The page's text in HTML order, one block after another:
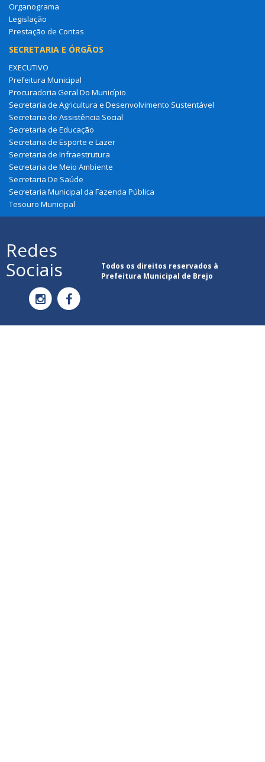
Organograma
Legislação
Prestação de Contas
SECRETARIA E ÓRGÃOS
EXECUTIVO
Prefeitura Municipal
Procuradoria Geral Do Município
Secretaria de Agricultura e Desenvolvimento Sustentável
Secretaria de Assistência Social
Secretaria de Educação
Secretaria de Esporte e Lazer
Secretaria de Infraestrutura
Secretaria de Meio Ambiente
Secretaria De Saúde
Secretaria Municipal da Fazenda Pública
Tesouro Municipal
Redes
Sociais
Todos os direitos reservados à
Prefeitura Municipal de Brejo